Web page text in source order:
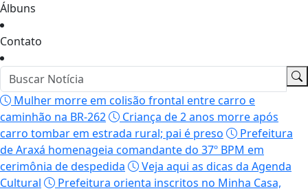
Álbuns
Contato
Mulher morre em colisão frontal entre carro e
caminhão na BR-262
Criança de 2 anos morre após
carro tombar em estrada rural; pai é preso
Prefeitura
de Araxá homenageia comandante do 37º BPM em
cerimônia de despedida
Veja aqui as dicas da Agenda
Cultural
Prefeitura orienta inscritos no Minha Casa,